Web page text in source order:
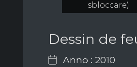
sbloccare)
Dessin de
Anno : 2010